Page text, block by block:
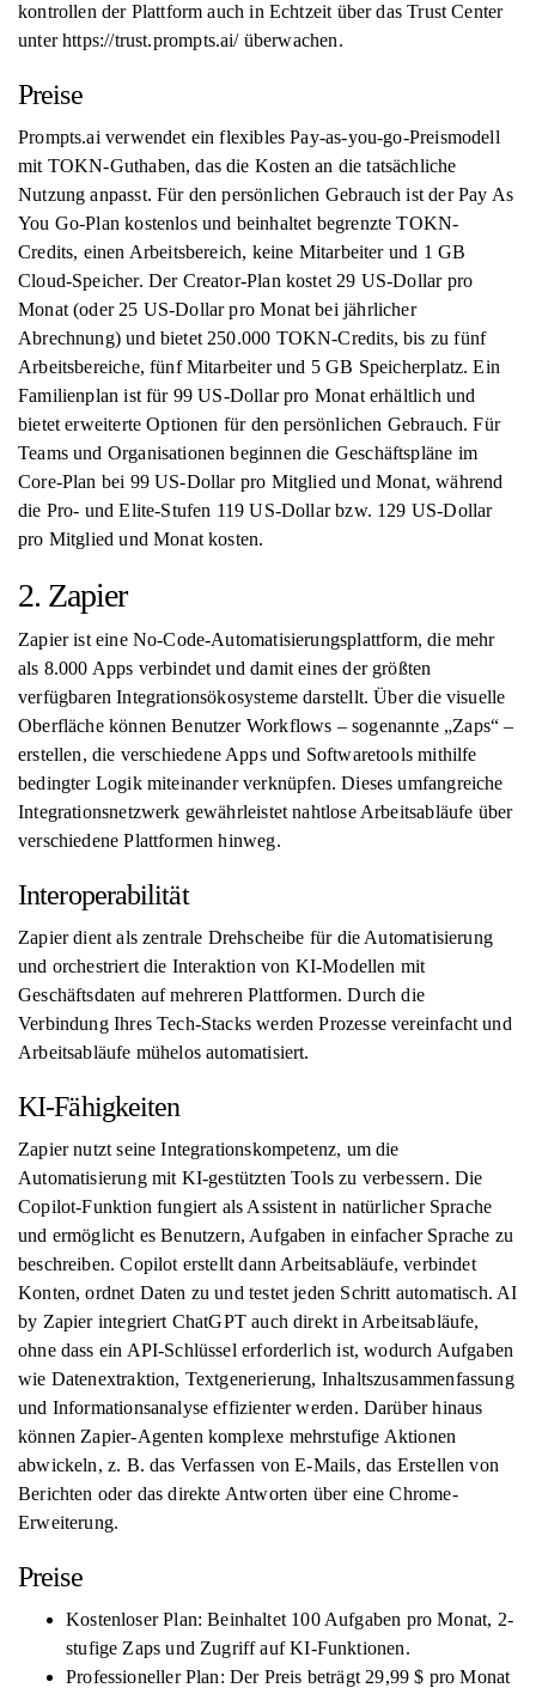
kontrollen der Plattform auch in Echtzeit über das Trust Center
unter https://trust.prompts.ai/ überwachen.
Preise
Prompts.ai verwendet ein flexibles Pay-as-you-go-Preismodell
mit TOKN-Guthaben, das die Kosten an die tatsächliche
Nutzung anpasst. Für den persönlichen Gebrauch ist der Pay As
You Go-Plan kostenlos und beinhaltet begrenzte TOKN-
Credits, einen Arbeitsbereich, keine Mitarbeiter und 1 GB
Cloud-Speicher. Der Creator-Plan kostet 29 US-Dollar pro
Monat (oder 25 US-Dollar pro Monat bei jährlicher
Abrechnung) und bietet 250.000 TOKN-Credits, bis zu fünf
Arbeitsbereiche, fünf Mitarbeiter und 5 GB Speicherplatz. Ein
Familienplan ist für 99 US-Dollar pro Monat erhältlich und
bietet erweiterte Optionen für den persönlichen Gebrauch. Für
Teams und Organisationen beginnen die Geschäftspläne im
Core-Plan bei 99 US-Dollar pro Mitglied und Monat, während
die Pro- und Elite-Stufen 119 US-Dollar bzw. 129 US-Dollar
pro Mitglied und Monat kosten.
2. Zapier
Zapier ist eine No-Code-Automatisierungsplattform, die mehr
als 8.000 Apps verbindet und damit eines der größten
verfügbaren Integrationsökosysteme darstellt. Über die visuelle
Oberfläche können Benutzer Workflows – sogenannte „Zaps“ –
erstellen, die verschiedene Apps und Softwaretools mithilfe
bedingter Logik miteinander verknüpfen. Dieses umfangreiche
Integrationsnetzwerk gewährleistet nahtlose Arbeitsabläufe über
verschiedene Plattformen hinweg.
Interoperabilität
Zapier dient als zentrale Drehscheibe für die Automatisierung
und orchestriert die Interaktion von KI-Modellen mit
Geschäftsdaten auf mehreren Plattformen. Durch die
Verbindung Ihres Tech-Stacks werden Prozesse vereinfacht und
Arbeitsabläufe mühelos automatisiert.
KI-Fähigkeiten
Zapier nutzt seine Integrationskompetenz, um die
Automatisierung mit KI-gestützten Tools zu verbessern. Die
Copilot-Funktion fungiert als Assistent in natürlicher Sprache
und ermöglicht es Benutzern, Aufgaben in einfacher Sprache zu
beschreiben. Copilot erstellt dann Arbeitsabläufe, verbindet
Konten, ordnet Daten zu und testet jeden Schritt automatisch. AI
by Zapier integriert ChatGPT auch direkt in Arbeitsabläufe,
ohne dass ein API-Schlüssel erforderlich ist, wodurch Aufgaben
wie Datenextraktion, Textgenerierung, Inhaltszusammenfassung
und Informationsanalyse effizienter werden. Darüber hinaus
können Zapier-Agenten komplexe mehrstufige Aktionen
abwickeln, z. B. das Verfassen von E-Mails, das Erstellen von
Berichten oder das direkte Antworten über eine Chrome-
Erweiterung.
Preise
Kostenloser Plan: Beinhaltet 100 Aufgaben pro Monat, 2-
stufige Zaps und Zugriff auf KI-Funktionen.
Professioneller Plan: Der Preis beträgt 29,99 $ pro Monat